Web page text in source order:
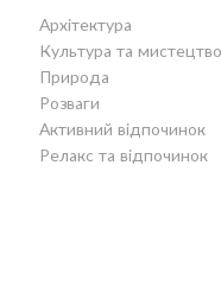
Архітектура
Культура та мистецтво
Природа
Розваги
Активний відпочинок
Релакс та відпочинок